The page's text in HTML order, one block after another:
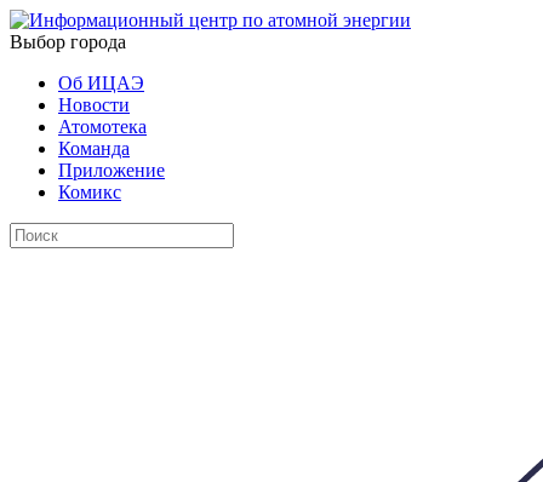
Выбор города
Об ИЦАЭ
Новости
Атомотека
Команда
Приложение
Комикс